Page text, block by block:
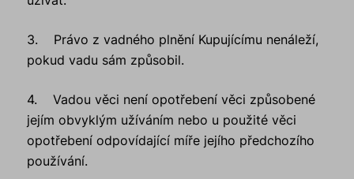
3. Právo z vadného plnění Kupujícímu nenáleží,
pokud vadu sám způsobil.
4. Vadou věci není opotřebení věci způsobené
jejím obvyklým užíváním nebo u použité věci
opotřebení odpovídající míře jejího předchozího
používání.